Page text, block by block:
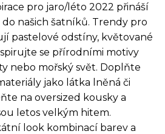
pro jaro/léto 2022 přináší
do našich šatníků. Trendy pro
pastelové odstíny, květované
se přírodními motivy
nebo mořský svět. Doplňte
jako látka lněná či
na oversized kousky a
letos velkým hitem.
look kombinací barev a